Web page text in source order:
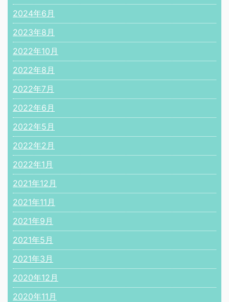
2024年6月
2023年8月
2022年10月
2022年8月
2022年7月
2022年6月
2022年5月
2022年2月
2022年1月
2021年12月
2021年11月
2021年9月
2021年5月
2021年3月
2020年12月
2020年11月